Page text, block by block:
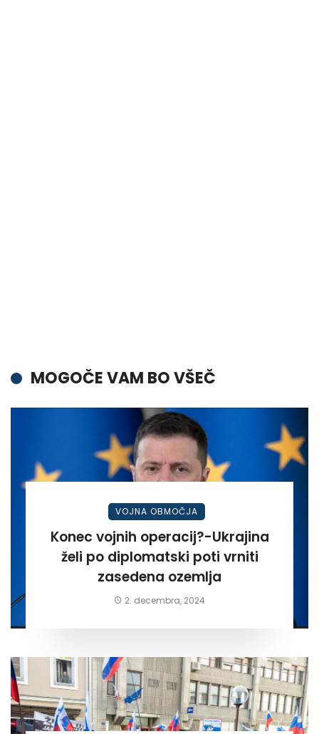
MOGOČE VAM BO VŠEČ
VOJNA OBMOČJA
Konec vojnih operacij?-Ukrajina
želi po diplomatski poti vrniti
zasedena ozemlja
2. decembra, 2024